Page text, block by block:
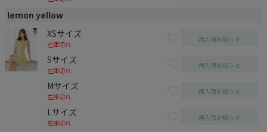
lemon yellow
XSサイズ
在庫切れ
再入荷お知らせ
Sサイズ
在庫切れ
再入荷お知らせ
Mサイズ
在庫切れ
再入荷お知らせ
Lサイズ
在庫切れ
再入荷お知らせ